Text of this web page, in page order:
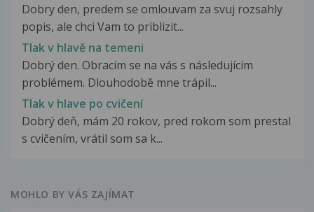
Dobry den, predem se omlouvam za svuj rozsahly
popis, ale chci Vam to priblizit...
Tlak v hlavě na temeni
Dobrý den. Obracím se na vás s následujícím
problémem. Dlouhodobě mne trápil...
Tlak v hlave po cvičení
Dobrý deň, mám 20 rokov, pred rokom som prestal
s cvičením, vrátil som sa k...
MOHLO BY VÁS ZAJÍMAT